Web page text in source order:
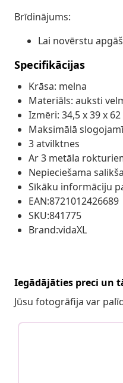
Brīdinājums:
Lai novērstu
Specifikācijas
Krāsa: melna
Materiāls: auksti
Izmēri: 34,5 x 39 x
Maksimālā
3 atvilktnes
Ar 3 metāla
Nepieciešama
Sīkāku informāciju
EAN:8721012426689
SKU:841775
Brand:vidaXL
Iegādājāties preci un
Jūsu fotogrāfija var